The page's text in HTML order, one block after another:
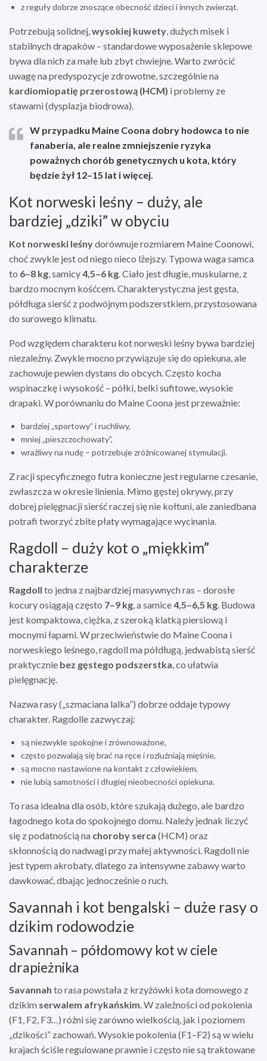
z reguły dobrze znoszące obecność dzieci i innych zwierząt.
Potrzebują solidnej,wysokiej kuwety, dużych misek i
stabilnych drapaków – standardowe wyposażenie sklepowe
bywa dla nich za małe lub zbyt chwiejne. Warto zwrócić
uwagę na predyspozycje zdrowotne, szczególnie na
kardiomiopatię przerostową (HCM) i problemy ze
stawami (dysplazja biodrowa).
W przypadku Maine Coona dobry hodowca to nie
fanaberia, ale realne zmniejszenie ryzyka
poważnych chorób genetycznych u kota, który
będzie żył 12–15 lat i więcej.
Kot norweski leśny – duży, ale
bardziej „dziki” w obyciu
Kot norweski leśnydorównuje rozmiarem Maine Coonowi,
choć zwykle jest od niego nieco lżejszy. Typowa waga samca
to 6–8 kg, samicy4,5–6 kg. Ciało jest długie, muskularne, z
bardzo mocnym kośćcem. Charakterystyczna jest gęsta,
półdługa sierść z podwójnym podszerstkiem, przystosowana
do surowego klimatu.
Pod względem charakteru kot norweski leśny bywa bardziej
niezależny. Zwykle mocno przywiązuje się do opiekuna, ale
zachowuje pewien dystans do obcych. Często kocha
wspinaczkę i wysokość – półki, belki sufitowe, wysokie
drapaki. W porównaniu do Maine Coona jest przeważnie:
bardziej „sportowy” i ruchliwy,
mniej „pieszczochowaty”,
wrażliwy na nudę – potrzebuje zróżnicowanej stymulacji.
Z racji specyficznego futra konieczne jest regularne czesanie,
zwłaszcza w okresie linienia. Mimo gęstej okrywy, przy
dobrej pielęgnacji sierść raczej się nie kołtuni, ale zaniedbana
potrafi tworzyć zbite płaty wymagające wycinania.
Ragdoll – duży kot o „miękkim”
charakterze
Ragdoll to jedna z najbardziej masywnych ras – dorosłe
kocury osiągają często 7–9 kg, a samice4,5–6,5 kg. Budowa
jest kompaktowa, ciężka, z szeroką klatką piersiową i
mocnymi łapami. W przeciwieństwie do Maine Coona i
norweskiego leśnego, ragdoll ma półdługą, jedwabistą sierść
praktycznie bez gęstego podszerstka, co ułatwia
pielęgnację.
Nazwa rasy („szmaciana lalka”) dobrze oddaje typowy
charakter. Ragdolle zazwyczaj:
są niezwykle spokojne i zrównoważone,
często pozwalają się brać na ręce i rozluźniają mięśnie,
są mocno nastawione na kontakt z człowiekiem,
nie lubią samotności i długiej nieobecności opiekuna.
To rasa idealna dla osób, które szukają dużego, ale bardzo
łagodnego kota do spokojnego domu. Należy jednak liczyć
się z podatnością na choroby serca (HCM) oraz
skłonnością do nadwagi przy małej aktywności. Ragdoll nie
jest typem akrobaty, dlatego za intensywne zabawy warto
dawkować, dbając jednocześnie o ruch.
Savannah i kot bengalski – duże rasy o
dzikim rodowodzie
Savannah – półdomowy kot w ciele
drapieżnika
Savannah to rasa powstała z krzyżówki kota domowego z
dzikim serwalem afrykańskim. W zależności od pokolenia
(F1, F2, F3…) różni się zarówno wielkością, jak i poziomem
„dzikości” zachowań. Wysokie pokolenia (F1–F2) są w wielu
krajach ściśle regulowane prawnie i często nie są traktowane